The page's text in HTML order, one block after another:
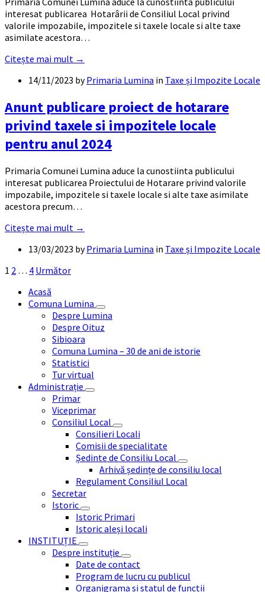
interesat publicarea Hotarârii de Consiliul Local privind
valorile impozabile, impozitele si taxele locale si alte taxe
asimilate acestora…
Citește mai mult →
14/11/2023 byPrimaria Lumina in Taxe și Impozite Locale
Anunt publicare proiect de hotarare
privind taxele si impozitele locale
pentru anul 2024
Primaria Comunei Lumina aduce la cunostiinta publicului
interesat publicarea Proiectului de Hotarare privind valorile
impozabile, impozitele si taxele locale si alte taxe asimilate
acestora precum…
Citește mai mult →
13/03/2023 byPrimaria Lumina in Taxe și Impozite Locale
Paginație
articole
1 2 … 4 Următor
Acasă
Comuna Lumina
Despre Lumina
Despre Oituz
Sibioara
Comuna Lumina – 30 de ani de istorie
Statistici
Tur virtual
Administrație
Primar
Viceprimar
Consiliul Local
Consilieri Locali
Comisii de specialitate
Ședinte de Consiliu Local
Arhivă ședințe de consiliu local
Regulament Consiliul Local
Secretar
Istoric
Istoric Primari
Istoric aleși locali
INSTITUȚIE
Despre instituție
Date de contact
Program de lucru cu publicul
Organigrama si statul de functii